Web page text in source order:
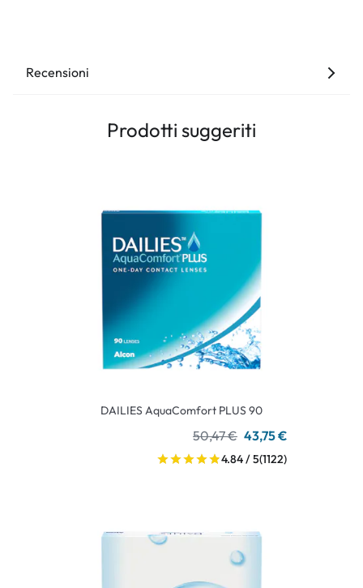
Recensioni
Prodotti suggeriti
DAILIES AquaComfort PLUS 90
50,47 € 43,75 €
4.84 / 5(1122)